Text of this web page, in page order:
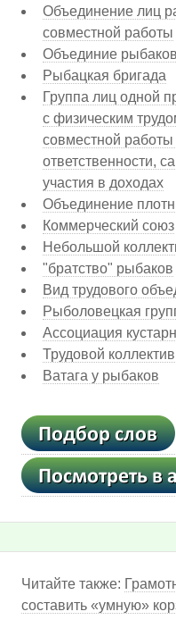
Объединение лиц
совместной работы
Объединие рыбаков
Рыбацкая бригада
Группа лиц одной
с физическим
совместной
ответственности,
участия в доходах
Объединение
Коммерческий союз
Небольшой
"братство" рыбаков
Вид трудового
Рыболовецкая
Ассоциация
Трудовой
Ватага у рыбаков
Читайте также:
составить «умную»